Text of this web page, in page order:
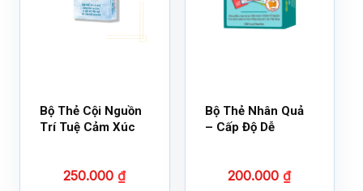
Bộ Thẻ Cội Nguồn
Trí Tuệ Cảm Xúc
250.000₫
Bộ Thẻ Nhân Quả
– Cấp Độ Dễ
200.000₫